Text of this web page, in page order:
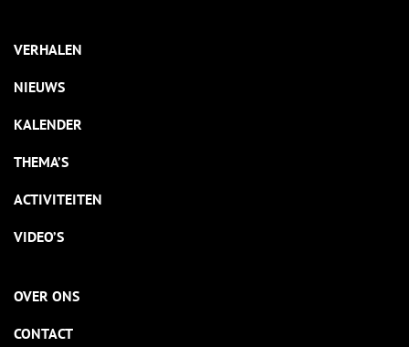
VERHALEN
NIEUWS
KALENDER
THEMA’S
ACTIVITEITEN
VIDEO’S
OVER ONS
CONTACT